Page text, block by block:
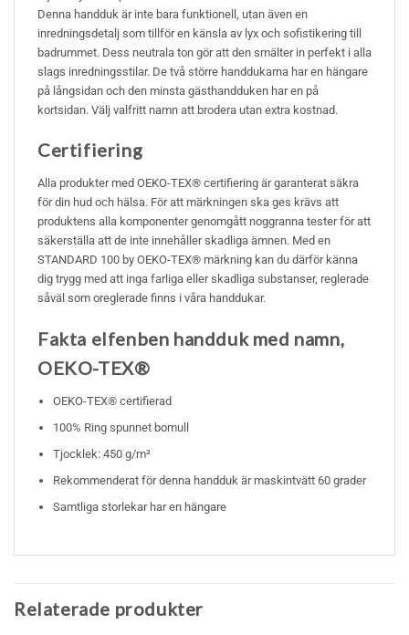
Denna handduk är inte bara funktionell, utan även en
inredningsdetalj som tillför en känsla av lyx och sofistikering till
badrummet. Dess neutrala ton gör att den smälter in perfekt i alla
slags inredningsstilar. De två större handdukarna har en hängare
på långsidan och den minsta gästhandduken har en på
kortsidan. Välj valfritt namn att brodera utan extra kostnad.
Certifiering
Alla produkter med OEKO-TEX® certifiering är garanterat säkra
för din hud och hälsa. För att märkningen ska ges krävs att
produktens alla komponenter genomgått noggranna tester för att
säkerställa att de inte innehåller skadliga ämnen. Med en
STANDARD 100 by OEKO-TEX® märkning kan du därför känna
dig trygg med att inga farliga eller skadliga substanser, reglerade
såväl som oreglerade finns i våra handdukar.
Fakta elfenben handduk med namn,
OEKO-TEX®
OEKO-TEX® certifierad
100% Ring spunnet bomull
Tjocklek: 450 g/m²
Rekommenderat för denna handduk är maskintvätt 60 grader
Samtliga storlekar har en hängare
Relaterade produkter